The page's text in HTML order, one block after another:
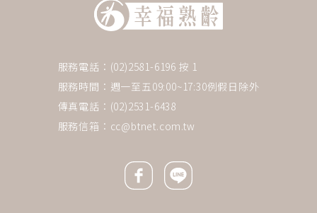
服務電話：(02)2581-6196 按 1
服務時間：週一至五09:00~17:30例假日除外
傳真電話：(02)2531-6438
服務信箱： cc@btnet.com.tw
Facebook icon
Line icon